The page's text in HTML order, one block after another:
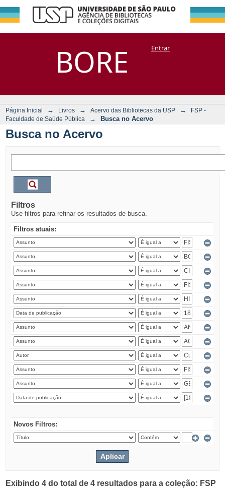
BORE
Busca no Acervo
DSpace/Manakin + CoriscoEntrar
Página Inicial → Livros → Acervo das Bibliotecas da USP →
FSP -
Faculdade de Saúde Pública
→ Busca no Acervo
Busca no Acervo
Filtros
Use filtros para refinar os resultados de busca.
Filtros atuais:
Novos Filtros:
Exibindo 4 do total de 4 resultados para a coleção: FSP